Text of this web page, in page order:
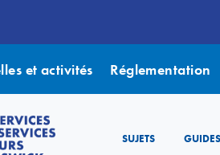
et activités Réglementation
SUJETS GUIDES